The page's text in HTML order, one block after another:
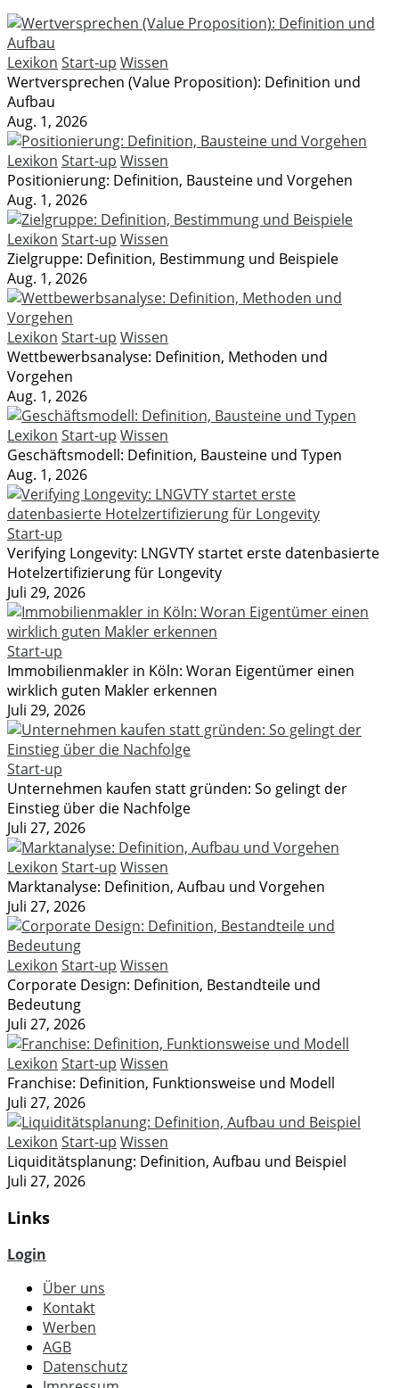
Lexikon Start-up Wissen
Wertversprechen (Value Proposition): Definition und
Aufbau
Aug. 1, 2026
Lexikon Start-up Wissen
Positionierung: Definition, Bausteine und Vorgehen
Aug. 1, 2026
Lexikon Start-up Wissen
Zielgruppe: Definition, Bestimmung und Beispiele
Aug. 1, 2026
Lexikon Start-up Wissen
Wettbewerbsanalyse: Definition, Methoden und
Vorgehen
Aug. 1, 2026
Lexikon Start-up Wissen
Geschäftsmodell: Definition, Bausteine und Typen
Aug. 1, 2026
Start-up
Verifying Longevity: LNGVTY startet erste datenbasierte
Hotelzertifizierung für Longevity
Juli 29, 2026
Start-up
Immobilienmakler in Köln: Woran Eigentümer einen
wirklich guten Makler erkennen
Juli 29, 2026
Start-up
Unternehmen kaufen statt gründen: So gelingt der
Einstieg über die Nachfolge
Juli 27, 2026
Lexikon Start-up Wissen
Marktanalyse: Definition, Aufbau und Vorgehen
Juli 27, 2026
Lexikon Start-up Wissen
Corporate Design: Definition, Bestandteile und
Bedeutung
Juli 27, 2026
Lexikon Start-up Wissen
Franchise: Definition, Funktionsweise und Modell
Juli 27, 2026
Lexikon Start-up Wissen
Liquiditätsplanung: Definition, Aufbau und Beispiel
Juli 27, 2026
Links
Login
Über uns
Kontakt
Werben
AGB
Datenschutz